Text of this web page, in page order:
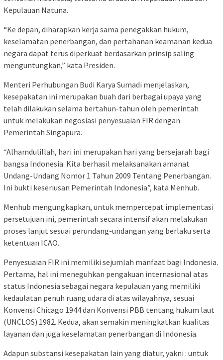
Kepulauan Natuna.
“Ke depan, diharapkan kerja sama penegakkan hukum,
keselamatan penerbangan, dan pertahanan keamanan kedua
negara dapat terus diperkuat berdasarkan prinsip saling
menguntungkan,” kata Presiden.
Menteri Perhubungan Budi Karya Sumadi menjelaskan,
kesepakatan ini merupakan buah dari berbagai upaya yang
telah dilakukan selama bertahun-tahun oleh pemerintah
untuk melakukan negosiasi penyesuaian FIR dengan
Pemerintah Singapura.
“Alhamdulillah, hari ini merupakan hari yang bersejarah bagi
bangsa Indonesia. Kita berhasil melaksanakan amanat
Undang-Undang Nomor 1 Tahun 2009 Tentang Penerbangan.
Ini bukti keseriusan Pemerintah Indonesia”, kata Menhub.
Menhub mengungkapkan, untuk mempercepat implementasi
persetujuan ini, pemerintah secara intensif akan melakukan
proses lanjut sesuai perundang-undangan yang berlaku serta
ketentuan ICAO.
Penyesuaian FIR ini memiliki sejumlah manfaat bagi Indonesia.
Pertama, hal ini meneguhkan pengakuan internasional atas
status Indonesia sebagai negara kepulauan yang memiliki
kedaulatan penuh ruang udara di atas wilayahnya, sesuai
Konvensi Chicago 1944 dan Konvensi PBB tentang hukum laut
(UNCLOS) 1982. Kedua, akan semakin meningkatkan kualitas
layanan dan juga keselamatan penerbangan di Indonesia.
Adapun substansi kesepakatan lain yang diatur, yakni : untuk